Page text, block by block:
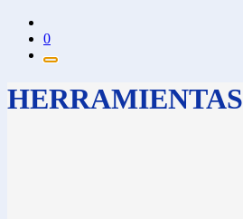
0
HERRAMIENTAS